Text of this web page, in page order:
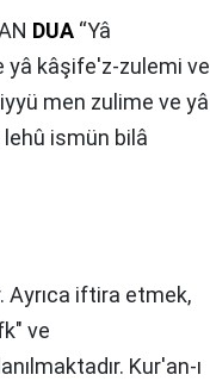
DUA “Yâ
yâ kâşife'z-zulemi ve
men zulime ve yâ
lehû ismün bilâ
Ayrıca iftira etmek,
ve
Kur'an-ı